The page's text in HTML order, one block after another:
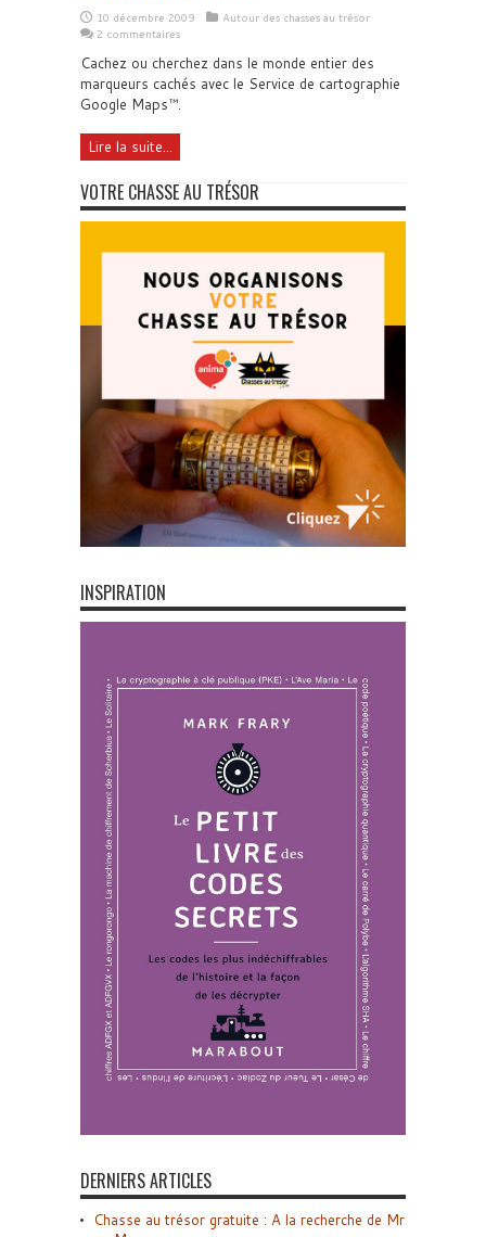
10 décembre 2009
Autour des chasses au trésor
2 commentaires
Cachez ou cherchez dans le monde entier des
marqueurs cachés avec le Service de cartographie
Google Maps™.
Lire la suite...
VOTRE CHASSE AU TRÉSOR
INSPIRATION
DERNIERS ARTICLES
Chasse au trésor gratuite : A la recherche de Mr